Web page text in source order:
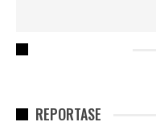
REPORTASE